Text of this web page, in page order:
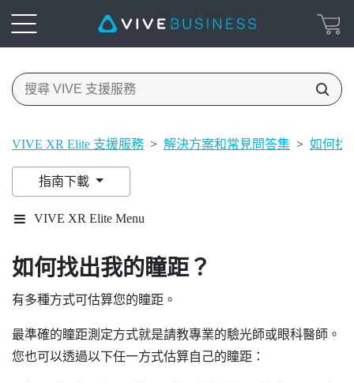
VIVE XR Elite 支援服務 > 解決方案和常見問答集 > 如何找
指南下載
VIVE XR Elite Menu
如何找出我的瞳距？
有多種方式可估算您的瞳距。
最準確的瞳距測定方式就是請教專業的驗光師或眼科醫師。
您也可以透過以下任一方式估算自己的瞳距：